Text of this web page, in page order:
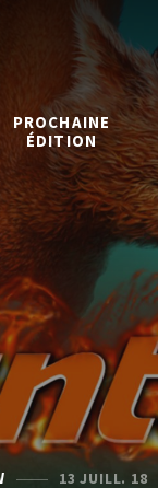
PROCHAINE
ÉDITION
13 JUILL. 18